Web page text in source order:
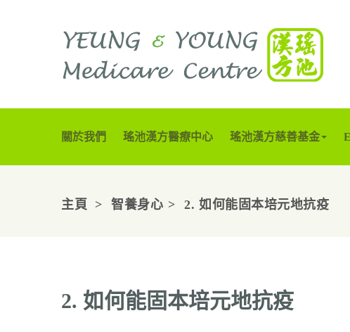
關於我們 瑤池漢方醫療中心 瑤池漢方慈善基金
主頁 智養身心 2. 如何能固本培元地抗疫
2. 如何能固本培元地抗疫